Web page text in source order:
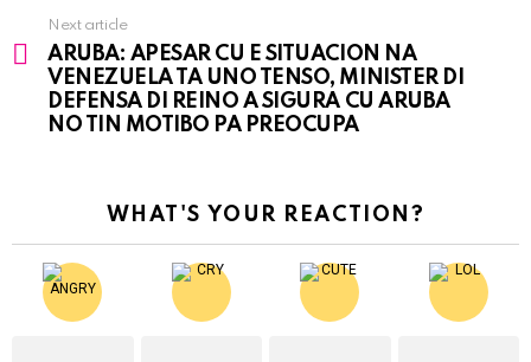
Next article
ARUBA: APESAR CU E SITUACION NA
VENEZUELA TA UNO TENSO, MINISTER DI
DEFENSA DI REINO A SIGURA CU ARUBA
NO TIN MOTIBO PA PREOCUPA
WHAT'S YOUR REACTION?